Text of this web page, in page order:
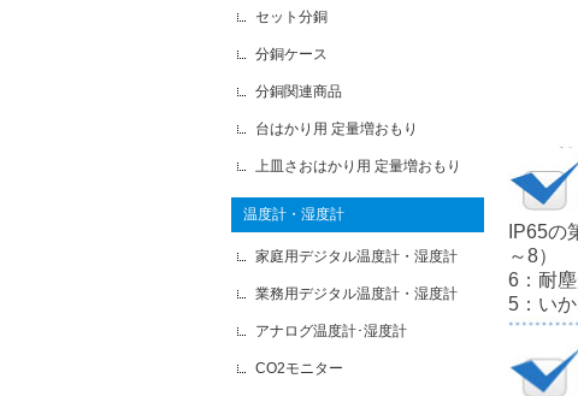
IP65
～8）
6：耐
5：い
セット分銅
分銅ケース
分銅関連商品
台はかり用 定量増おもり
上皿さおはかり用 定量増おもり
温度計・湿度計
家庭用デジタル温度計・湿度計
業務用デジタル温度計・湿度計
アナログ温度計･湿度計
CO2モニター